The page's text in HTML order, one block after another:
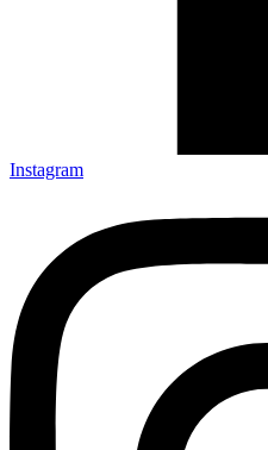
Instagram